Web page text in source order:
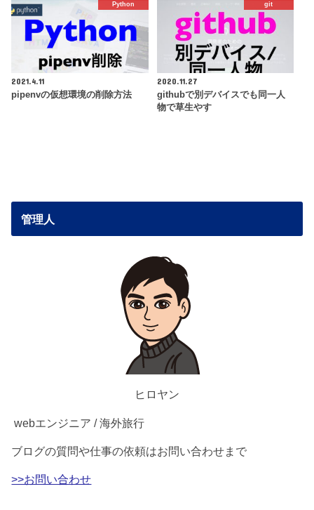
Python
2021.4.11
pipenvの仮想環境の削除方法
git
2020.11.27
githubで別デバイスでも同一人
物で草生やす
管理人
ヒロヤン
webエンジニア / 海外旅行
ブログの質問や仕事の依頼はお問い合わせまで
>>お問い合わせ